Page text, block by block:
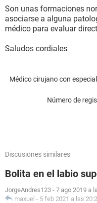
Son unas formaciones
asociarse a alguna
médico para evaluar
Saludos cordiales
Médico cirujano con
Número de
Discusiones similares
Bolita en el labio
JorgeAndres123 - 7 ago 2019 a
maxuel - 5 feb 2021 a las